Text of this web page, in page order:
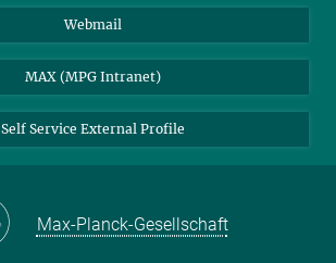
Webmail
MAX (MPG Intranet)
Self Service External Profile
Max-Planck-Gesellschaft